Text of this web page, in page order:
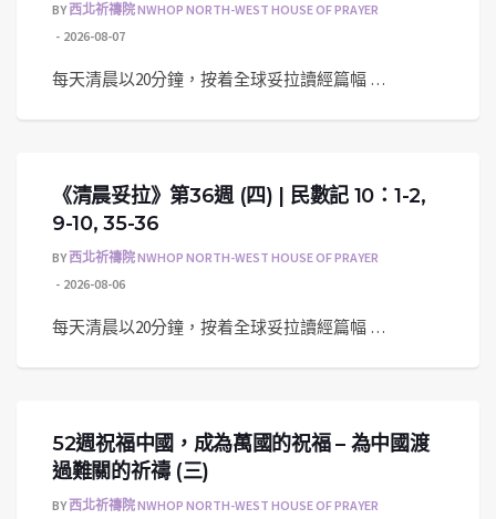
BY西北祈禱院 NWHOP NORTH-WEST HOUSE OF PRAYER
2026-08-07
每天清晨以20分鐘，按着全球妥拉讀經篇幅 …
《清晨妥拉》第36週 (四) | 民數記 10：1-2,
9-10, 35-36
BY西北祈禱院 NWHOP NORTH-WEST HOUSE OF PRAYER
2026-08-06
每天清晨以20分鐘，按着全球妥拉讀經篇幅 …
52週祝福中國，成為萬國的祝福 – 為中國渡
過難關的祈禱 (三)
BY西北祈禱院 NWHOP NORTH-WEST HOUSE OF PRAYER